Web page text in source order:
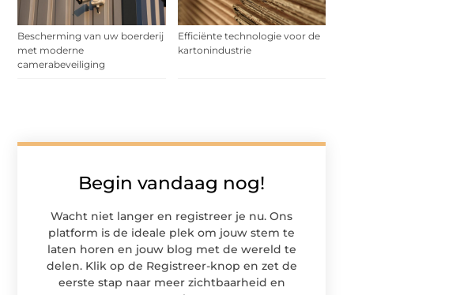
Bescherming van uw boerderij
met moderne
camerabeveiliging
Efficiënte technologie voor de
kartonindustrie
Begin vandaag nog!
Wacht niet langer en registreer je nu. Ons
platform is de ideale plek om jouw stem te
laten horen en jouw blog met de wereld te
delen. Klik op de Registreer-knop en zet de
eerste stap naar meer zichtbaarheid en